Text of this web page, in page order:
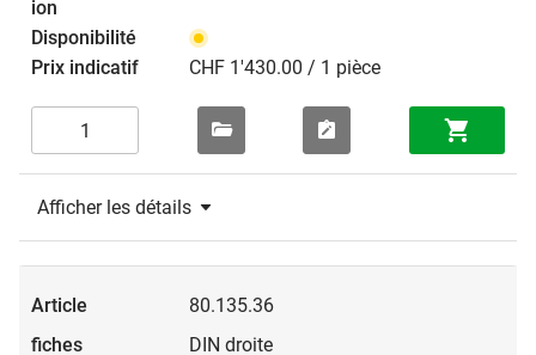
CHF 1'430.00 / 1 pièce
Afficher les détails
80.135.36
DIN droite